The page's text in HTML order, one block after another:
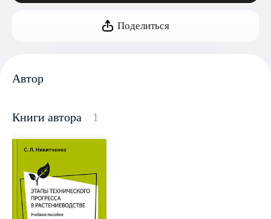
Поделиться
Автор
Книги автора 1